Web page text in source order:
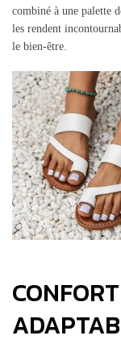
combiné à une palette
les rendent
le bien-être.